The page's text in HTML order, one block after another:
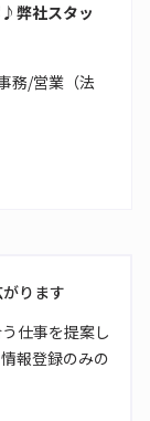
弊社スタッ
務/営業（法
ります
仕事を提案し
報登録のみの